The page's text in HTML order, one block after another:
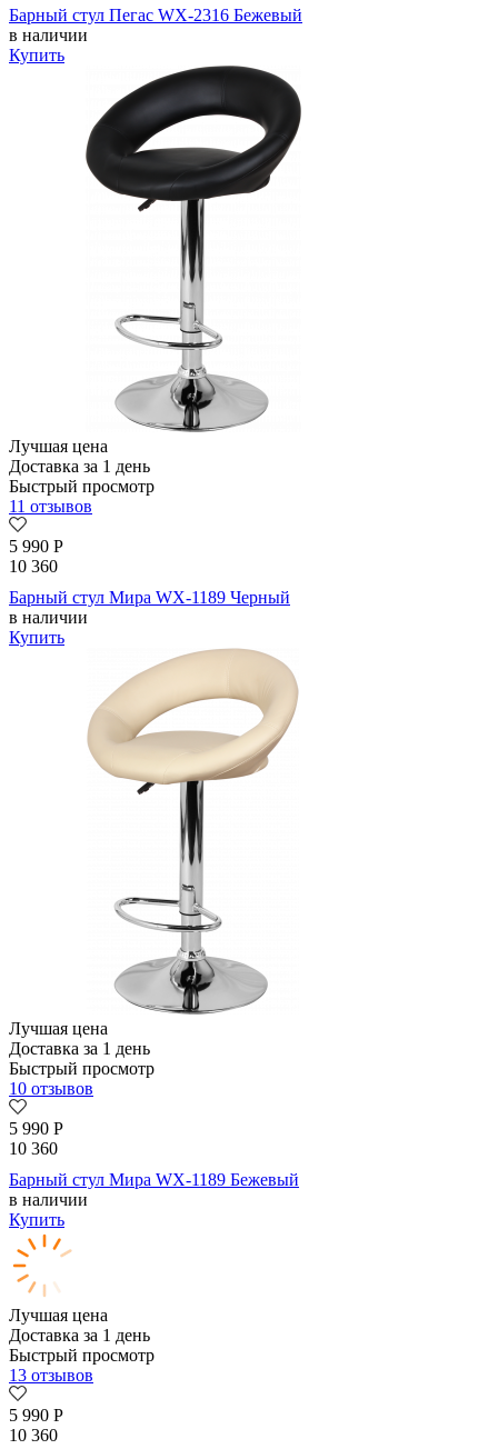
Барный стул Пегас WX-2316 Бежевый
в наличии
Купить
Лучшая цена
Доставка за 1 день
Быстрый просмотр
11 отзывов
5 990 Р
10 360
Барный стул Мира WX-1189 Черный
в наличии
Купить
Лучшая цена
Доставка за 1 день
Быстрый просмотр
10 отзывов
5 990 Р
10 360
Барный стул Мира WX-1189 Бежевый
в наличии
Купить
Лучшая цена
Доставка за 1 день
Быстрый просмотр
13 отзывов
5 990 Р
10 360